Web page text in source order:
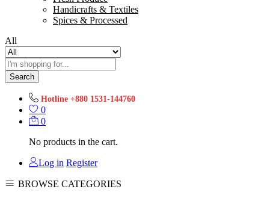
Handicrafts & Textiles
Spices & Processed
All
Search
Hotline +880 1531-144760
0
0
No products in the cart.
Log in Register
BROWSE CATEGORIES